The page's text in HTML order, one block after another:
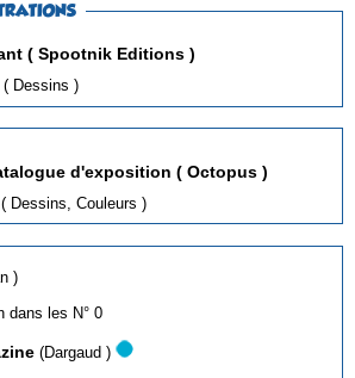
( Spootnik Editions )
/ Juin 2009 ( Dessins )
d'exposition ( Octopus )
/ Mar 2007 ( Dessins, Couleurs )
(Casterman )
• En 1977 : Publication dans les N° 0
(Dargaud )